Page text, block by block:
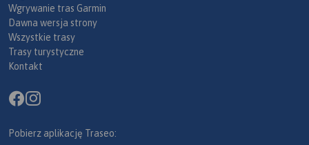
Wgrywanie tras Garmin
Dawna wersja strony
Wszystkie trasy
Trasy turystyczne
Kontakt
Pobierz aplikację Traseo: